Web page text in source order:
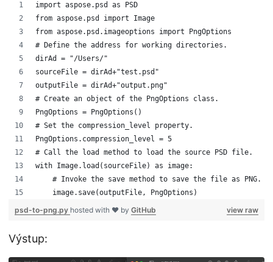
import aspose.psd as PSD
from aspose.psd import Image
from aspose.psd.imageoptions import PngOptions
# Define the address for working directories.
dirAd = "/Users/"
sourceFile = dirAd+"test.psd"
outputFile = dirAd+"output.png"
# Create an object of the PngOptions class.
PngOptions = PngOptions()
# Set the compression_level property.
PngOptions.compression_level = 5
# Call the load method to load the source PSD file.
with Image.load(sourceFile) as image:
    # Invoke the save method to save the file as PNG.
    image.save(outputFile, PngOptions)
view raw
psd-to-png.py hosted with ❤ by GitHub
Výstup: